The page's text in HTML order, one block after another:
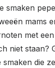
smaken
mams
met
niet staan?
die